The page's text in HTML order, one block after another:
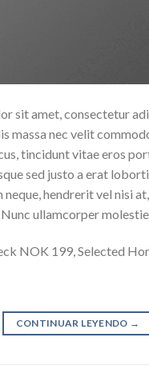
sit amet, consectetur
massa nec velit
tincidunt vitae eros
sed justo a erat
neque, hendrerit vel nisi
ullamcorper
NOK 199, Selected
CONTINUAR LEYENDO →